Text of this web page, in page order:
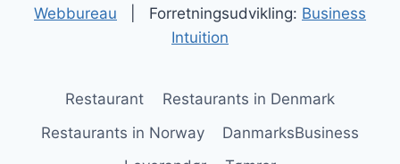
Webbureau | Forretningsudvikling: Business
Intuition
Restaurant
Restaurants in Denmark
Restaurants in Norway
DanmarksBusiness